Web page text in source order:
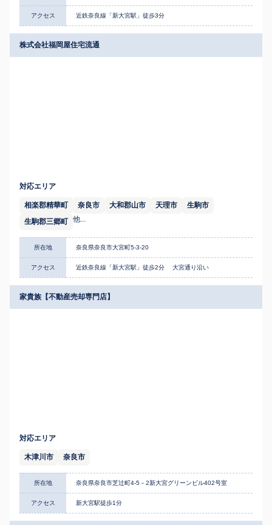
アクセス 近鉄奈良線「新大宮駅」徒歩3分
株式会社福岡屋住宅流通
対応エリア
相楽郡精華町 奈良市 大和郡山市 天理市
生駒市
生駒郡三郷町 他...
所在地 奈良県奈良市大宮町5-3-20
アクセス 近鉄奈良線「新大宮駅」徒歩2分 大宮通り沿い
家貴族【不動産売却専門店】
対応エリア
木津川市 奈良市
所在地 奈良県奈良市芝辻町4-5－2新大宮グリーンビル402号室
アクセス 新大宮駅徒歩1分